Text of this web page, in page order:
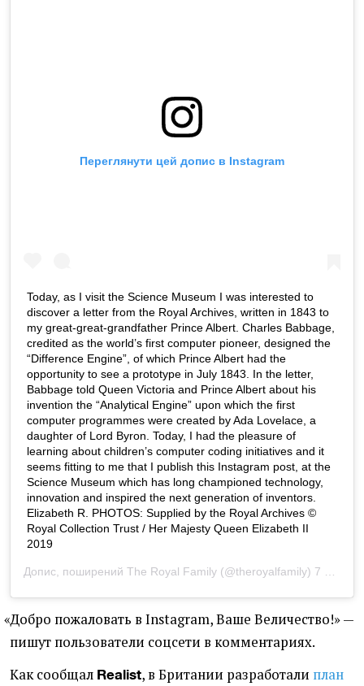
Переглянути цей допис в Instagram
Today, as I visit the Science Museum I was interested to
discover a letter from the Royal Archives, written in 1843 to
my great-great-grandfather Prince Albert. Charles Babbage,
credited as the world’s first computer pioneer, designed the
“Difference Engine”, of which Prince Albert had the
opportunity to see a prototype in July 1843. In the letter,
Babbage told Queen Victoria and Prince Albert about his
invention the “Analytical Engine” upon which the first
computer programmes were created by Ada Lovelace, a
daughter of Lord Byron. Today, I had the pleasure of
learning about children’s computer coding initiatives and it
seems fitting to me that I publish this Instagram post, at the
Science Museum which has long championed technology,
innovation and inspired the next generation of inventors.
Elizabeth R. PHOTOS: Supplied by the Royal Archives ©
Royal Collection Trust / Her Majesty Queen Elizabeth II
2019
Допис, поширений The Royal Family (@theroyalfamily) 7 Бер 2019 р. о 3:31 PST
«Добро пожаловать в Instagram, Ваше Величество!» —
пишут пользователи соцсети в комментариях.
Как сообщал Realist, в Британии разработали план